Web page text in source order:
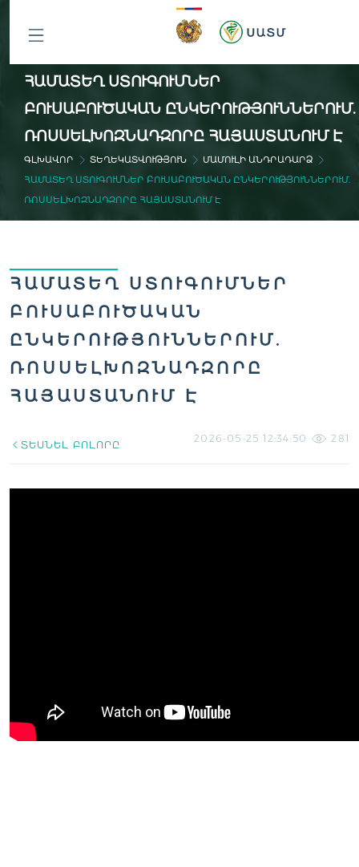
ԲՈԼՈՐ
ԲԱԺԻՆՆԵՐԸ
ՀԱՄԱՏԵՂ ՍՏՈՒԳՈՒՄՆԵՐ
ԲՈՒՍԱԲՈՒԾԱԿԱՆ ԸՆԿԵՐՈՒԹՅՈՒՆՆԵՐՈՒՄ.
ՌՈՍՍԵԼԽՈԶՆԱԴԶՈՐԸ ՀԱՅԱՍՏԱՆՈՒՄ Է
ԳԼԽԱՎՈՐ ՏԵՂԵԿԱՏՎՈՒԹՅՈՒՆ
ՄԱՄՈՒԼԻ ԱՆԴՐԱԴԱՐՁ
ՀԱՄԱՏԵՂ ՍՏՈՒԳՈՒՄՆԵՐ ԲՈՒՍԱԲՈՒԾԱԿԱՆ ԸՆԿԵՐՈՒԹՅՈՒՆՆԵՐՈՒՄ.
ՌՈՍՍԵԼԽՈԶՆԱԴԶՈՐԸ ՀԱՅԱՍՏԱՆՈՒՄ Է
ՀԱՄԱՏԵՂ ՍՏՈՒԳՈՒՄՆԵՐ
ԲՈՒՍԱԲՈՒԾԱԿԱՆ
ԸՆԿԵՐՈՒԹՅՈՒՆՆԵՐՈՒՄ.
ՌՈՍՍԵԼԽՈԶՆԱԴԶՈՐԸ
ՀԱՅԱՍՏԱՆՈՒՄ Է
ՏԵՍՆԵԼ ԲՈԼՈՐԸ
2026-05-25 12:34:50 281